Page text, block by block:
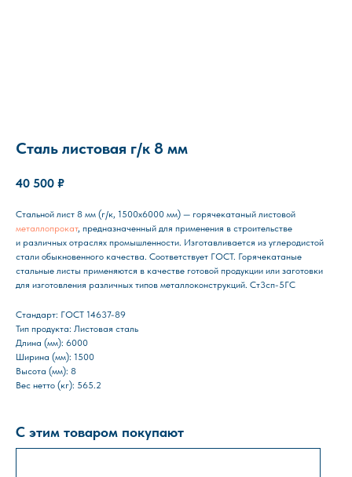
Сталь листовая г/к 8 мм
40 500 ₽
Стальной лист 8 мм (г/к, 1500х6000 мм) — горячекатаный листовой
металлопрокат, предназначенный для применения в строительстве
и различных отраслях промышленности. Изготавливается из углеродистой
стали обыкновенного качества. Соответствует ГОСТ. Горячекатаные
стальные листы применяются в качестве готовой продукции или заготовки
для изготовления различных типов металлоконструкций. Ст3сп-5ГС
Стандарт: ГОСТ 14637-89
Тип продукта: Листовая сталь
Длина (мм): 6000
Ширина (мм): 1500
Высота (мм): 8
Вес нетто (кг): 565.2
С этим товаром покупают